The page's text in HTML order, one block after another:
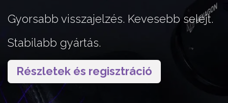
Gyorsabb visszajelzés. Kevesebb selejt.
Stabilabb gyártás.
Részletek és regisztráció